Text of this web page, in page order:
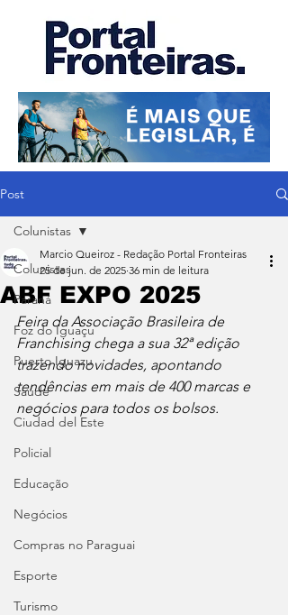
Post
Colunistas
Paraná
Foz do Iguaçu
Puerto Iguazu
Saúde
Ciudad del Este
Policial
Educação
Negócios
Compras no Paraguai
Esporte
Turismo
Colunistas
ABF EXPO 2025
Marcio Queiroz - Redação Portal Fronteiras
25 de jun. de 2025 36 min de leitura
Feira da Associação Brasileira de
Franchising chega a sua 32ª edição
trazendo novidades, apontando
tendências em mais de 400 marcas e
negócios para todos os bolsos.